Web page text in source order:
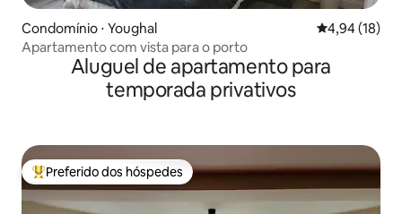
Condomínio ⋅ Youghal 4,94 de uma
4,94 (18)
Apartamento com vista para o porto
Aluguel de apartamento para
temporada privativos
Entre os melhores preferidos dos hóspedes
Preferido dos hóspedes